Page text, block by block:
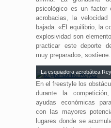
psicológico es un factor
acrobacias, la
bajada. «El equilibrio, la
explosividad son
practicar este deporte
muy preparado», sostiene.
La esquiadora acrobática
En el freestyle los
durante la
ayudas económicas
con las mayores
lugares donde se